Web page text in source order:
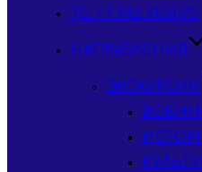
TG: +7 982 9156175
НАПРАВЛЕНИЯ
ЭКСКУРСИИ